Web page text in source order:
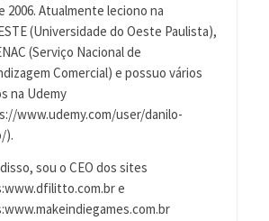
2006. Atualmente leciono na
(Universidade do Oeste Paulista),
(Serviço Nacional de
Comercial) e possuo vários
na Udemy
www.udemy.com/user/danilo-
).
sou o CEO dos sites
e